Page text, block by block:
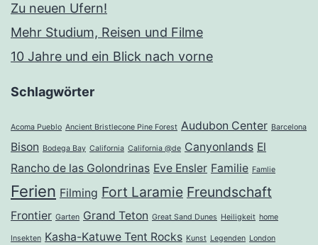
Zu neuen Ufern!
Mehr Studium, Reisen und Filme
10 Jahre und ein Blick nach vorne
Schlagwörter
Acoma Pueblo Ancient Bristlecone Pine Forest Audubon Center Barcelona
Bison Bodega Bay California California @de Canyonlands El
Rancho de las Golondrinas Eve Ensler Familie Famlie
Ferien Filming Fort Laramie Freundschaft
Frontier Garten Grand Teton Great Sand Dunes Heiligkeit home
Insekten Kasha-Katuwe Tent Rocks Kunst Legenden London